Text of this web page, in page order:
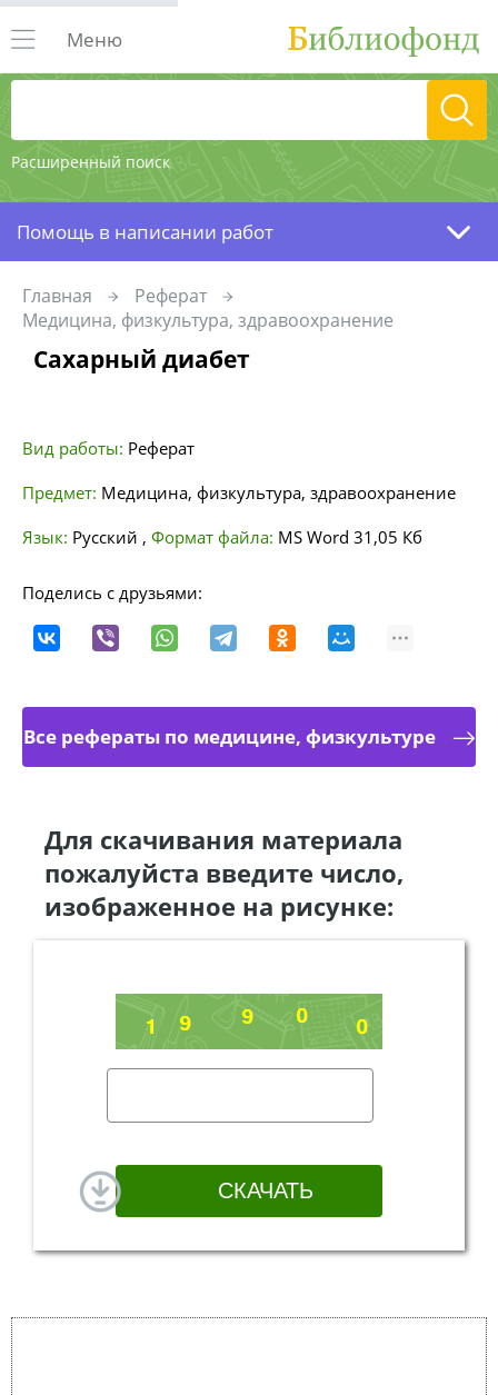
Расширенный поиск
Меню
Помощь в написании работ
Главная
Реферат
Медицина, физкультура, здравоохранение
Сахарный диабет
Вид работы: Реферат
Предмет: Медицина, физкультура, здравоохранение
Язык: Русский , Формат файла: MS Word 31,05 Кб
Поделись с друзьями:
Все рефераты по медицине, физкультуре
Для скачивания материала
пожалуйста введите число,
изображенное на рисунке: